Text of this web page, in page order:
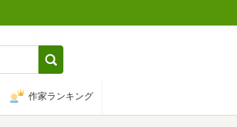
作家ランキング